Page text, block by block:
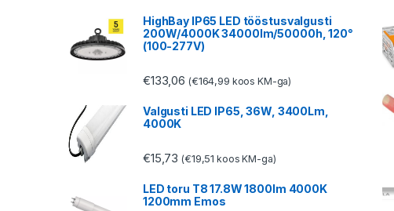
HighBay IP65 LED tööstusvalgusti
200W/4000K 34000lm/50000h, 120°
(100-277V)
€133,06 (€164,99 koos KM-ga)
Valgusti LED IP65, 36W, 3400Lm,
4000K
€15,73 (€19,51 koos KM-ga)
LED toru T8 17.8W 1800lm 4000K
1200mm Emos